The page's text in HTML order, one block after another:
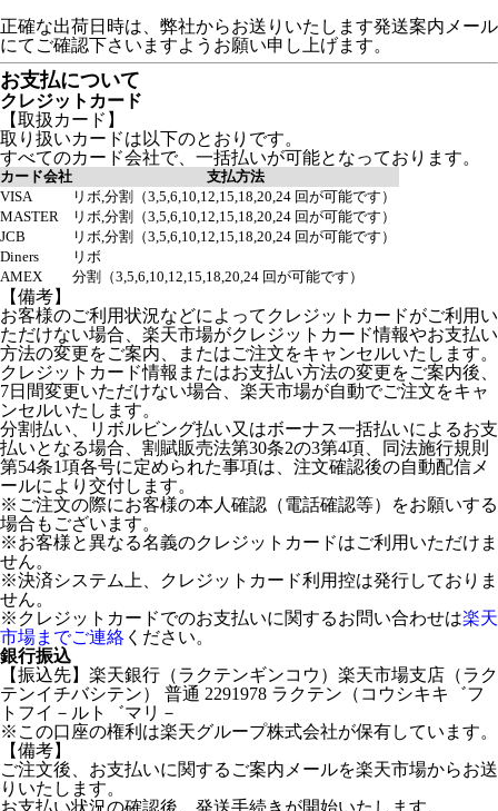
正確な出荷日時は、弊社からお送りいたします発送案内メール
にてご確認下さいますようお願い申し上げます。
お支払について
クレジットカード
【取扱カード】
取り扱いカードは以下のとおりです。
すべてのカード会社で、一括払いが可能となっております。
カード会社
支払方法
VISA
リボ,分割（3,5,6,10,12,15,18,20,24 回が可能です）
MASTER
リボ,分割（3,5,6,10,12,15,18,20,24 回が可能です）
JCB
リボ,分割（3,5,6,10,12,15,18,20,24 回が可能です）
Diners
リボ
AMEX
分割（3,5,6,10,12,15,18,20,24 回が可能です）
【備考】
お客様のご利用状況などによってクレジットカードがご利用い
ただけない場合、楽天市場がクレジットカード情報やお支払い
方法の変更をご案内、またはご注文をキャンセルいたします。
クレジットカード情報またはお支払い方法の変更をご案内後、
7日間変更いただけない場合、楽天市場が自動でご注文をキャ
ンセルいたします。
分割払い、リボルビング払い又はボーナス一括払いによるお支
払いとなる場合、割賦販売法第30条2の3第4項、同法施行規則
第54条1項各号に定められた事項は、注文確認後の自動配信メ
ールにより交付します。
※ご注文の際にお客様の本人確認（電話確認等）をお願いする
場合もございます。
※お客様と異なる名義のクレジットカードはご利用いただけま
せん。
※決済システム上、クレジットカード利用控は発行しておりま
せん。
※クレジットカードでのお支払いに関するお問い合わせは楽天
市場までご連絡 ください。
銀行振込
【振込先】楽天銀行（ラクテンギンコウ）楽天市場支店（ラク
テンイチバシテン） 普通 2291978 ラクテン（コウシキキ゛フ
トフイ－ルト゛マリ－
※この口座の権利は楽天グループ株式会社が保有しています。
【備考】
ご注文後、お支払いに関するご案内メールを楽天市場からお送
りいたします。